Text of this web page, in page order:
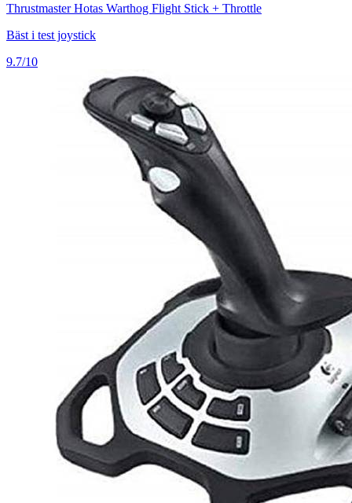
Thrustmaster Hotas Warthog Flight Stick + Throttle
Bäst i test joystick
9.7/10